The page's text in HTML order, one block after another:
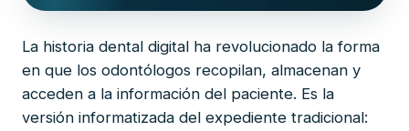
La historia dental digital ha revolucionado la forma
en que los odontólogos recopilan, almacenan y
acceden a la información del paciente. Es la
versión informatizada del expediente tradicional: